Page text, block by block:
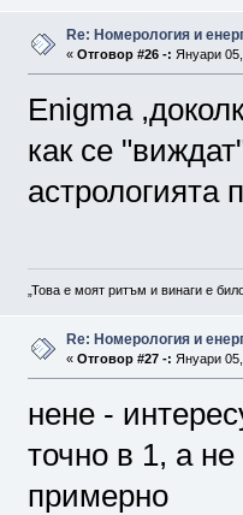
Re: Номерология и
« Отговор #26 -: Януари
Enigma
как се
астрологията
„Това е моят ритъм и винаги е
Re: Номерология и
« Отговор #27 -: Януари
нене -
точно в 1, а
примерно